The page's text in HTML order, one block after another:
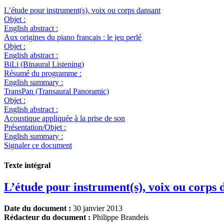
L’étude pour instrument(s), voix ou corps dansant
Objet :
English abstract :
Aux origines du piano français : le jeu perlé
Objet :
English abstract :
BiLi (Binaural Listening)
Résumé du programme :
English summary :
TransPan (Transaural Panoramic)
Objet :
English abstract :
Acoustique appliquée à la prise de son
Présentation/Objet :
English summary :
Signaler ce document
Texte intégral
L’étude pour instrument(s), voix ou corps
Date du document : 30 janvier 2013
Rédacteur du document : Philippe Brandeis